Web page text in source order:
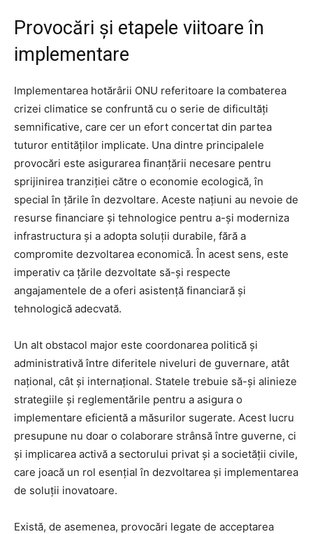
Provocări și etapele viitoare în
implementare
Implementarea hotărârii ONU referitoare la combaterea
crizei climatice se confruntă cu o serie de dificultăți
semnificative, care cer un efort concertat din partea
tuturor entităților implicate. Una dintre principalele
provocări este asigurarea finanțării necesare pentru
sprijinirea tranziției către o economie ecologică, în
special în țările în dezvoltare. Aceste națiuni au nevoie de
resurse financiare și tehnologice pentru a-și moderniza
infrastructura și a adopta soluții durabile, fără a
compromite dezvoltarea economică. În acest sens, este
imperativ ca țările dezvoltate să-și respecte
angajamentele de a oferi asistență financiară și
tehnologică adecvată.
Un alt obstacol major este coordonarea politică și
administrativă între diferitele niveluri de guvernare, atât
național, cât și internațional. Statele trebuie să-și alinieze
strategiile și reglementările pentru a asigura o
implementare eficientă a măsurilor sugerate. Acest lucru
presupune nu doar o colaborare strânsă între guverne, ci
și implicarea activă a sectorului privat și a societății civile,
care joacă un rol esențial în dezvoltarea și implementarea
de soluții inovatoare.
Există, de asemenea, provocări legate de acceptarea